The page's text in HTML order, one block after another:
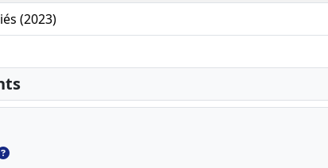
(2023)